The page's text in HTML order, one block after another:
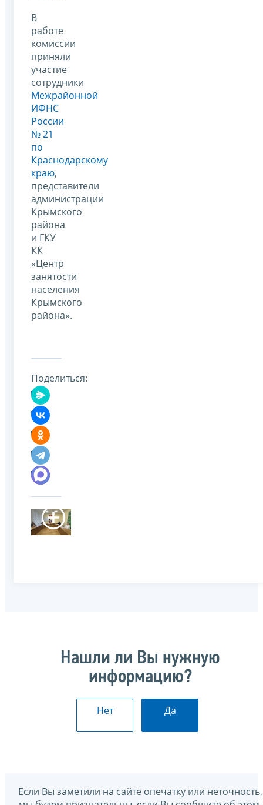
В
работе
комиссии
приняли
участие
сотрудники
Межрайонной
ИФНС
России
№ 21
по
Краснодарскому
краю,
представители
администрации
Крымского
района
и ГКУ
КК
«Центр
занятости
населения
Крымского
района».
Поделиться:
Нашли ли Вы нужную
информацию?
Нет Да
Если Вы заметили на сайте опечатку или неточность,